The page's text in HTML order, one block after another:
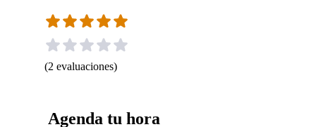
(2 evaluaciones)
Agenda tu hora